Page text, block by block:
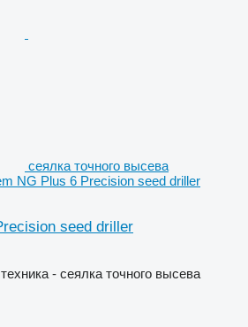
сеялка точного высева
NG Plus 6 Precision seed driller
seed driller
- сеялка точного высева